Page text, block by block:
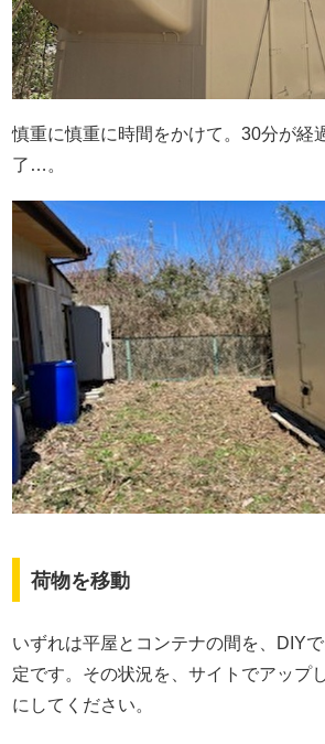
慎重に慎重に時間をかけて。30分が経
了…。
荷物を移動
いずれは平屋とコンテナの間を、DIY
定です。その状況を、サイトでアップ
にしてください。